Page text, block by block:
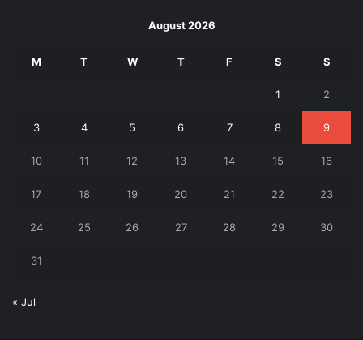
August 2026
M T W T F S S
1 2
3 4 5 6 7 8 9
10 11 12 13 14 15 16
17 18 19 20 21 22 23
24 25 26 27 28 29 30
31
« Jul